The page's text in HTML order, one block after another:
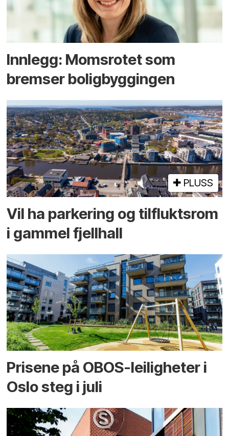
Innlegg: Moms­rotet som
bremser bolig­byggingen
PLUSS
Vil ha parkering og tilflukts­rom
i gammel fjellhall
Prisene på OBOS-leiligheter i
Oslo steg i juli